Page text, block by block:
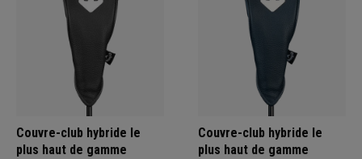
Couvre-club hybride le
plus haut de gamme
Couvre-club hybride le
plus haut de gamme